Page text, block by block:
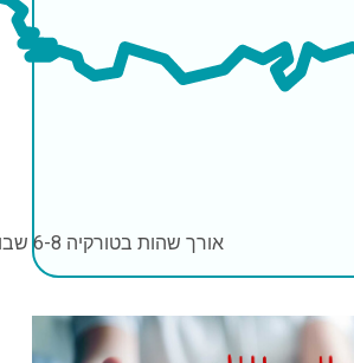
אורך שהות בטורקיה 6-8 שבועות